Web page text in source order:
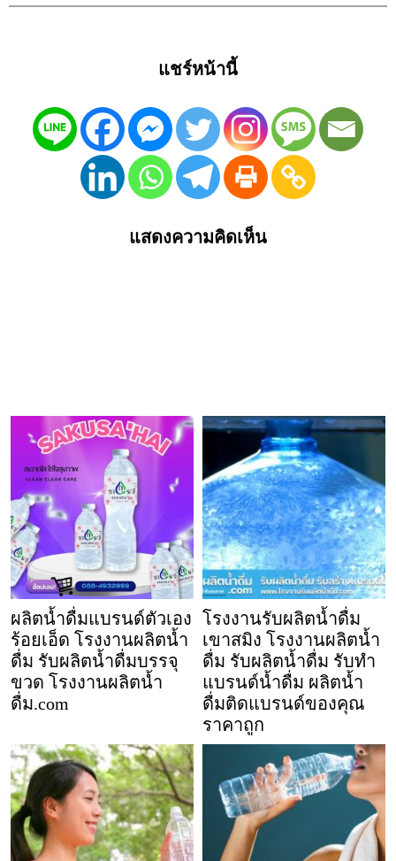
แชร์หน้านี้
แสดงความคิดเห็น
ผลิตน้ำดื่มแบรนด์ตัวเอง
ร้อยเอ็ด โรงงานผลิตน้ำ
ดื่ม รับผลิตน้ำดื่มบรรจุ
ขวด โรงงานผลิตน้ำ
ดื่ม.com
โรงงานรับผลิตน้ำดื่ม
เขาสมิง โรงงานผลิตน้ำ
ดื่ม รับผลิตน้ำดื่ม รับทำ
แบรนด์น้ำดื่ม ผลิตน้ำ
ดื่มติดแบรนด์ของคุณ
ราคาถูก